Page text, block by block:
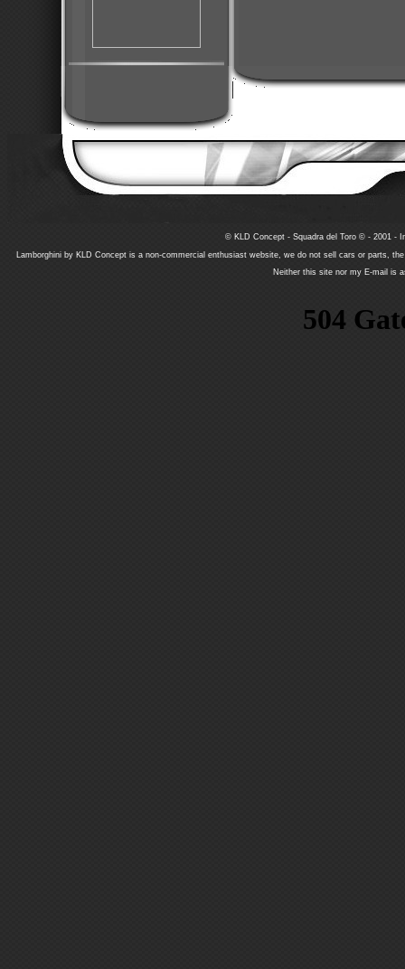
© KLD Concept - Squadra del Toro © - 2001 -
Lamborghini by KLD Concept is a non-commercial enthusiast website, we do not sell cars or parts,
Neither this site nor my E-mail is